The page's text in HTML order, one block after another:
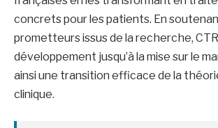
concrets pour les patients. En
prometteurs issus de la recherche,
développement jusqu’à la mise sur le
ainsi une transition efficace de la
clinique.